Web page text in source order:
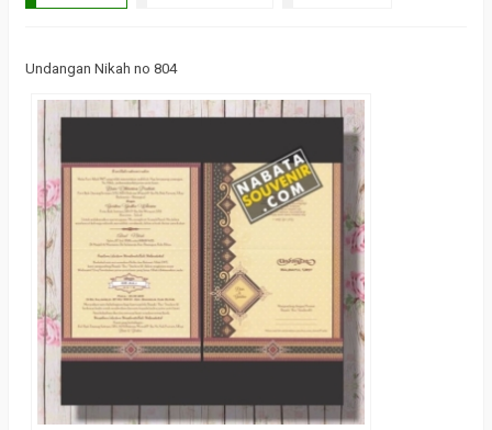
Undangan Nikah no 804